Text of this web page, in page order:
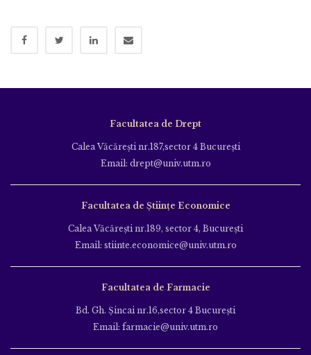
Facultatea de Drept
Calea Văcăreşti nr.187,sector 4 Bucureşti
Email: drept@univ.utm.ro
Facultatea de Științe Economice
Calea Văcăreşti nr.189, sector 4, Bucureşti
Email: stiinte.economice@univ.utm.ro
Facultatea de Farmacie
Bd. Gh. Şincai nr.16,sector 4 Bucureşti
Email: farmacie@univ.utm.ro